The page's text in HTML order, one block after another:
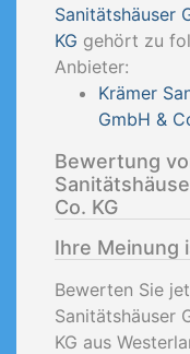
Sanitätshäuser
KG gehört zu
Anbieter:
Krämer
GmbH &
Bewertung
Co. KG
Ihre Meinung
Bewerten Sie
Sanitätshäuser
KG aus